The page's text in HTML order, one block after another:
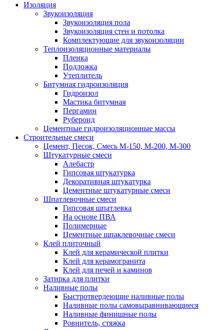
Изоляция
Звукоизоляция
Звукоизоляция пола
Звукоизоляция стен и потолка
Комплектующие для звукоизоляции
Теплоизоляционные материалы
Пленка
Подложка
Утеплитель
Битумная гидроизоляция
Гидроизол
Мастика битумная
Пергамин
Рубероид
Цементные гидроизоляционные массы
Строительные смеси
Цемент, Песок, Смесь М-150, М-200, М-300
Штукатурные смеси
Алебастр
Гипсовая штукатурка
Декоративная штукатурка
Цементные штукатурные смеси
Шпатлевочные смеси
Гипсовая шпатлевка
На основе ПВА
Полимерные
Цементные шпаклевочные смеси
Клей плиточный
Клей для керамической плитки
Клей для керамогранита
Клей для печей и каминов
Затирка для плитки
Наливные полы
Быстротвердеющие наливные полы
Наливные полы самовыравнивающиеся
Наливные финишные полы
Ровнитель, стяжка